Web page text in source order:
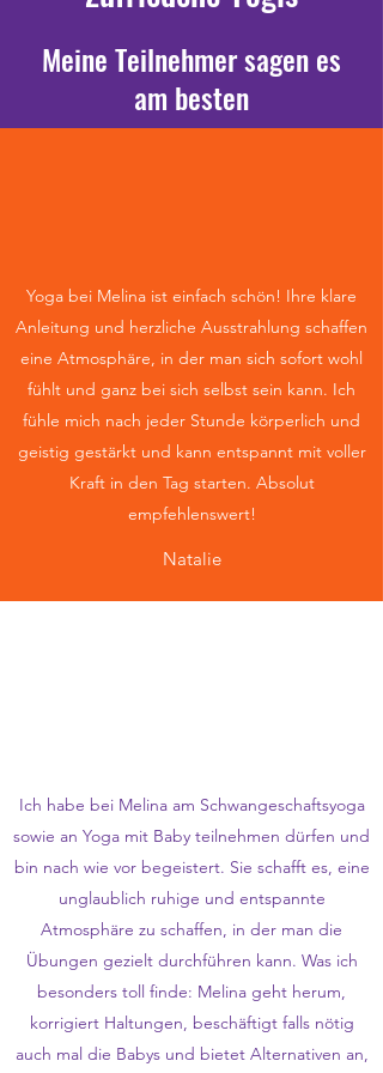
Meine Teilnehmer sagen es
am besten
Yoga bei Melina ist einfach schön! Ihre klare
Anleitung und herzliche Ausstrahlung schaffen
eine Atmosphäre, in der man sich sofort wohl
fühlt und ganz bei sich selbst sein kann. Ich
fühle mich nach jeder Stunde körperlich und
geistig gestärkt und kann entspannt mit voller
Kraft in den Tag starten. Absolut
empfehlenswert!
Natalie
Ich habe bei Melina am Schwangeschaftsyoga
sowie an Yoga mit Baby teilnehmen dürfen und
bin nach wie vor begeistert. Sie schafft es, eine
unglaublich ruhige und entspannte
Atmosphäre zu schaffen, in der man die
Übungen gezielt durchführen kann. Was ich
besonders toll finde: Melina geht herum,
korrigiert Haltungen, beschäftigt falls nötig
auch mal die Babys und bietet Alternativen an,